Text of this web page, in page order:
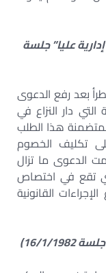
1444 ، 1619 لسنة 26ق “إدارية عليا” جلسة
بعد رفع الدعوى
دار النزاع في
هذا الطلب
تكليف الخصوم
الدعوى ما تزال
تقع في اختصاص
القانونية